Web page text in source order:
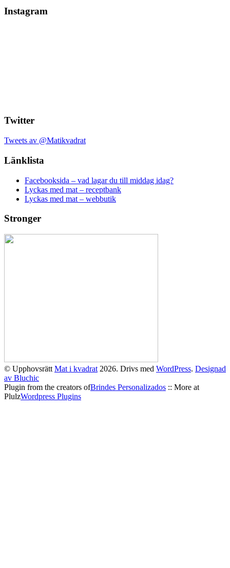
Instagram
Twitter
Tweets av @Matikvadrat
Länklista
Facebooksida – vad lagar du till middag idag?
Lyckas med mat – receptbank
Lyckas med mat – webbutik
Stronger
© Upphovsrätt Mat i kvadrat 2026. Drivs med WordPress. Designad
av Bluchic
Plugin from the creators ofBrindes Personalizados :: More at
PlulzWordpress Plugins